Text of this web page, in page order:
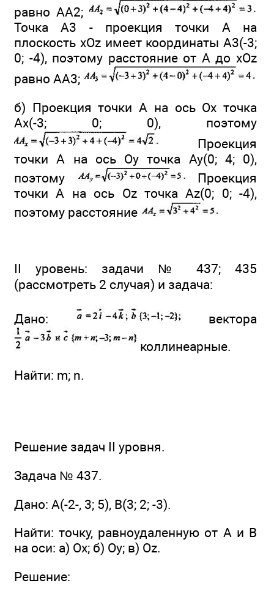
равно АА2;
Точка А3 - проекция точки А на
плоскость хOz имеет координаты А3(-3;
0; -4), поэтому расстояние от А до xOz
равно АА3;
б) Проекция точки А на ось Ох точка
Ах(-3; 0; 0), поэтому
Проекция
точки А на ось Оу точка Ау(0; 4; 0),
поэтому
Проекция
точки А на ось Oz точка Az(0; 0; -4),
поэтому расстояние
II уровень: задачи № 437; 435
(рассмотреть 2 случая) и задача:
Дано:
вектора
коллинеарные.
Найти: m; n.
Решение задач II уровня.
Задача № 437.
Дано: А(-2-, 3; 5), В(3; 2; -3).
Найти: точку, равноудаленную от А и В
на оси: а) Ох; б) Оу; в) Oz.
Решение: